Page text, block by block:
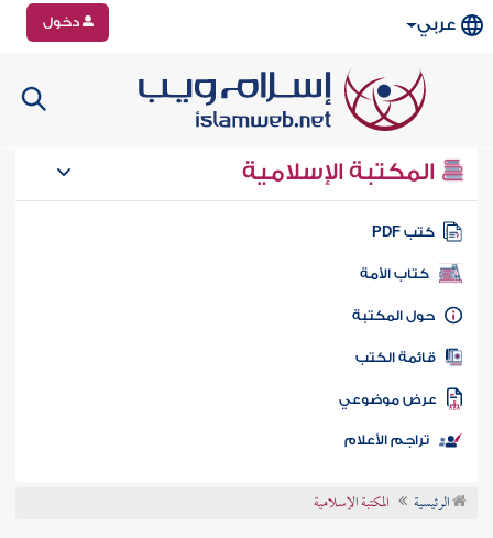
عربي دخول
المكتبة الإسلامية
كتب PDF
كتاب الأمة
المكتبة
الكتب
موضوعي
تراجم الأعلام
الرئيسية المكتبة الإسلامية